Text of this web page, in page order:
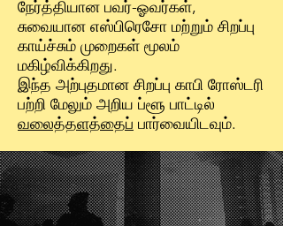
நேர்த்தியான பவர்-ஓவர்கள்,
சுவையான எஸ்பிரெசோ மற்றும் சிறப்பு
காய்ச்சும் முறைகள் மூலம்
மகிழ்விக்கிறது.
இந்த அற்புதமான சிறப்பு காபி ரோஸ்டரி
பற்றி மேலும் அறிய ப்ளூ பாட்டில்
வலைத்தளத்தைப் பார்வையிடவும்.